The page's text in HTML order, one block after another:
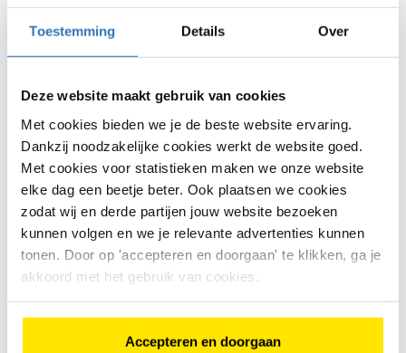
Toestemming Details Over
Deze website maakt gebruik van cookies
Met cookies bieden we je de beste website ervaring.
Dankzij noodzakelijke cookies werkt de website goed.
Met cookies voor statistieken maken we onze website
elke dag een beetje beter. Ook plaatsen we cookies
zodat wij en derde partijen jouw website bezoeken
kunnen volgen en we je relevante advertenties kunnen
tonen. Door op 'accepteren en doorgaan' te klikken, ga je
akkoord met het gebruik van cookies.
Accepteren en doorgaan
fiets?
interessant wanneer je op zoek bent naar een
voordeliger alternatief voor een nieuwe e-bike. Je
profiteert van elektrische ondersteuning, maar betaalt
vaak minder dan voor een nieuw model.
Daarnaast is een gebruikte e-bike een duurzame
keuze: je geeft een fiets een tweede leven én maakt
een bewuste keuze voor hergebruik.
Waar let je op bij een
tweedehands e-bike?
Bij het kopen van een tweedehands elektrische fiets is
het extra belangrijk om te letten op de staat van de